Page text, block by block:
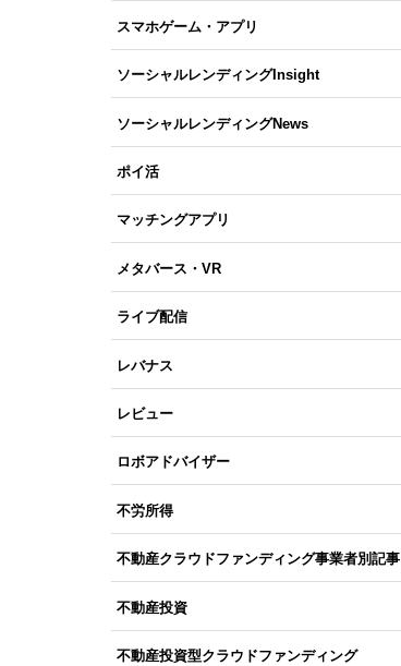
スマホゲーム・アプリ
ソーシャルレンディングInsight
ソーシャルレンディングNews
ポイ活
マッチングアプリ
メタバース・VR
ライブ配信
レバナス
レビュー
ロボアドバイザー
不労所得
不動産クラウドファンディング事業者別記事
不動産投資
不動産投資型クラウドファンディング